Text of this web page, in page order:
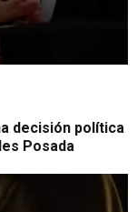
decisión política
Posada